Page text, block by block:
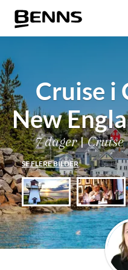
Cruise i
New
7 dager | Cruise
SE FLERE BILDER
Vis resultater for: